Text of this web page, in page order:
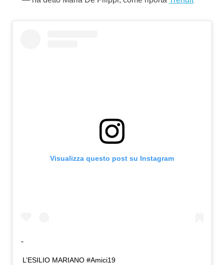
Visualizza questo post su Instagram
-
L’ESILIO MARIANO #Amici19